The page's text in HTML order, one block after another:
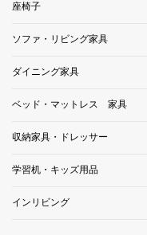
座椅子
ソファ・リビング家具
ダイニング家具
ベッド・マットレス 家具
収納家具・ドレッサー
学習机・キッズ用品
インリビング